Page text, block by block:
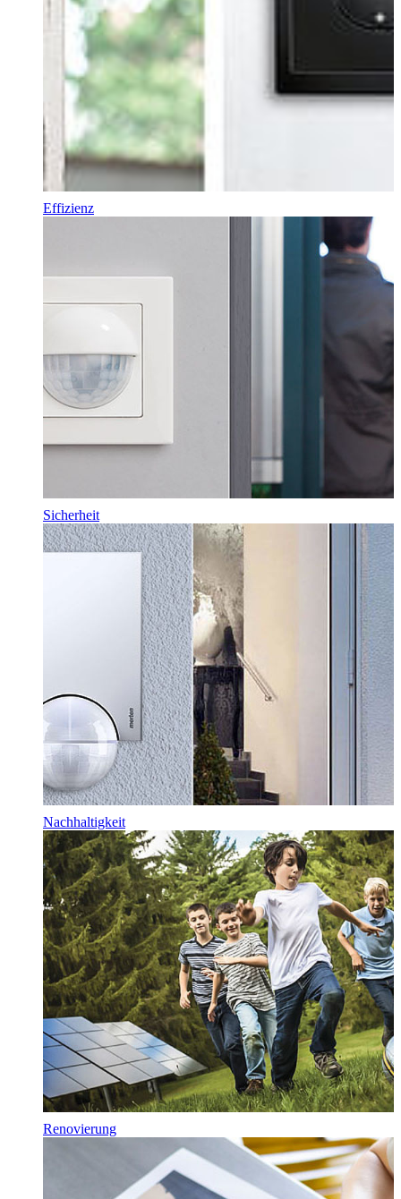
Effizienz
Sicherheit
Nachhaltigkeit
Renovierung